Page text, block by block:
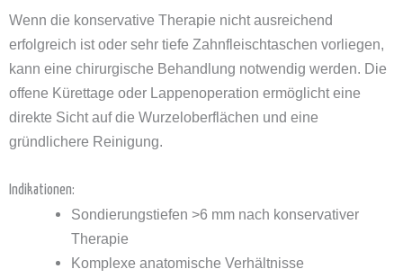
Wenn die konservative Therapie nicht ausreichend
erfolgreich ist oder sehr tiefe Zahnfleischtaschen vorliegen,
kann eine chirurgische Behandlung notwendig werden. Die
offene Kürettage oder Lappenoperation ermöglicht eine
direkte Sicht auf die Wurzeloberflächen und eine
gründlichere Reinigung.
Indikationen:
Sondierungstiefen >6 mm nach konservativer
Therapie
Komplexe anatomische Verhältnisse